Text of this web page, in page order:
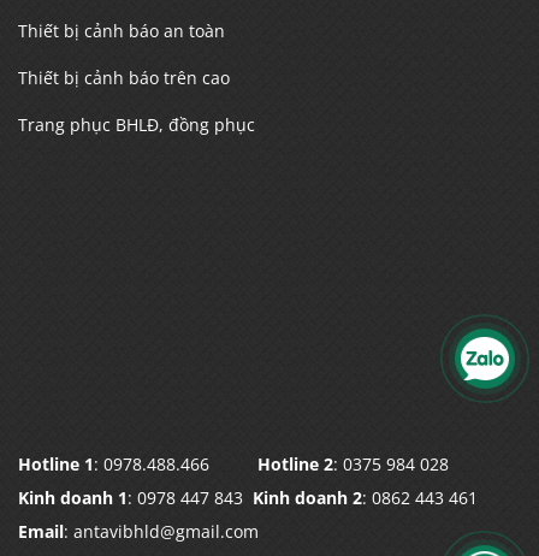
Thiết bị cảnh báo an toàn
Thiết bị cảnh báo trên cao
Trang phục BHLĐ, đồng phục
Hotline 1: 0978.488.466 Hotline 2: 0375 984 028
Kinh doanh 1: 0978 447 843 Kinh doanh 2: 0862 443 461
Email: antavibhld@gmail.com